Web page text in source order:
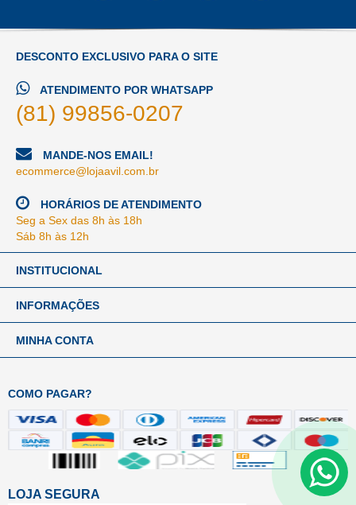
DESCONTO EXCLUSIVO PARA O SITE
ATENDIMENTO POR WHATSAPP
(81) 99856-0207
MANDE-NOS EMAIL!
ecommerce@lojaavil.com.br
HORÁRIOS DE ATENDIMENTO
Seg a Sex das 8h às 18h
Sáb 8h às 12h
INSTITUCIONAL
INFORMAÇÕES
MINHA CONTA
COMO PAGAR?
LOJA SEGURA